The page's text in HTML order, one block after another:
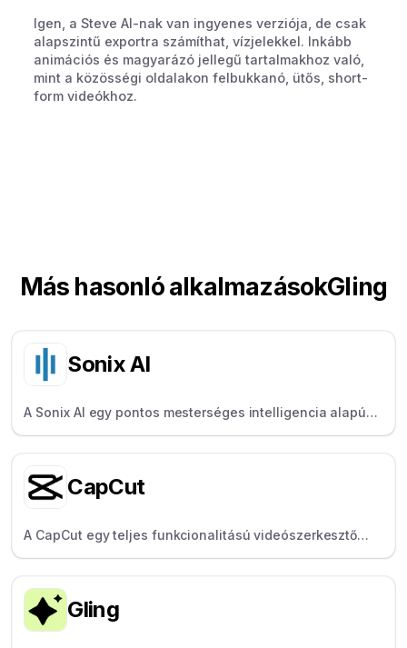
Igen, a Steve AI-nak van ingyenes verziója, de csak
alapszintű exportra számíthat, vízjelekkel. Inkább
animációs és magyarázó jellegű tartalmakhoz való,
mint a közösségi oldalakon felbukkanó, ütős, short-
form videókhoz.
Más hasonló alkalmazásokGling
Sonix AI
A Sonix AI egy pontos mesterséges intelligencia alapú
átírási szolgáltatás producerek és újságírók számára,
támogat.CapCut
A CapCut egy teljes funkcionalitású videószerkesztő
mobilra és asztali számítógépre, amely népszerű a
megosztás miatt.
Gling